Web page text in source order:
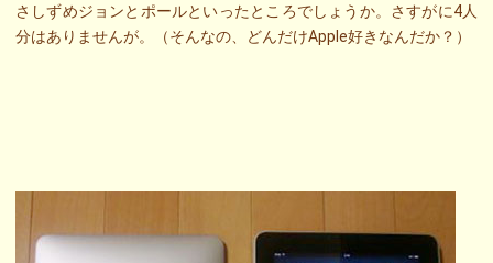
さしずめジョンとポールといったところでしょうか。さすがに4人
分はありませんが。（そんなの、どんだけApple好きなんだか？）